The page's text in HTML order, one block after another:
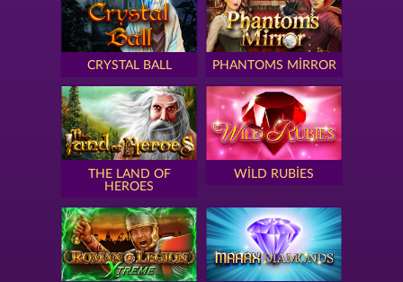
CRYSTAL BALL PHANTOMS MIRROR
THE LAND OF
HEROES
WILD RUBIES